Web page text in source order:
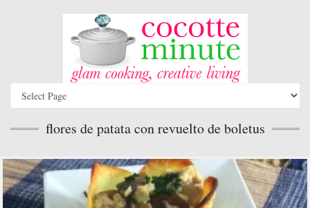
flores de patata con revuelto de boletus